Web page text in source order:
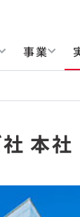
事業
本社